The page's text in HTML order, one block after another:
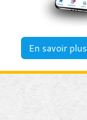
En savoir plus